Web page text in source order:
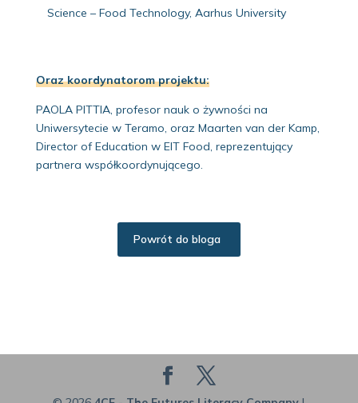
Science – Food Technology, Aarhus University
Oraz koordynatorom projektu:
PAOLA PITTIA, profesor nauk o żywności na
Uniwersytecie w Teramo, oraz Maarten van der Kamp,
Director of Education w EIT Food, reprezentujący
partnera współkoordynującego.
Powrót do bloga